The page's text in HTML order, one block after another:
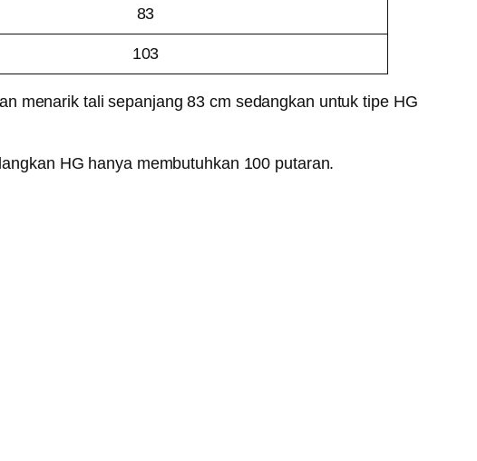
83
103
menarik tali sepanjang 83 cm sedangkan untuk tipe HG
HG hanya membutuhkan 100 putaran.